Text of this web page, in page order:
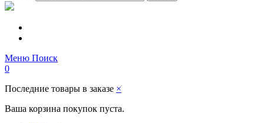
Меню Поиск
0
Последние товары в заказе ×
Ваша корзина покупок пуста.